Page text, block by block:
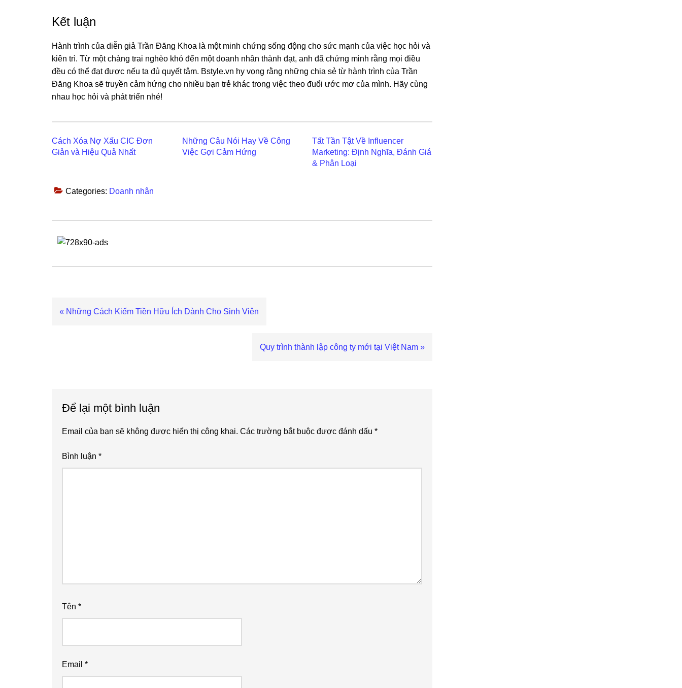
Kết luận
Hành trình của diễn giả Trần Đăng Khoa là một minh chứng sống động cho sức mạnh của việc học hỏi và
kiên trì. Từ một chàng trai nghèo khó đến một doanh nhân thành đạt, anh đã chứng minh rằng mọi điều
đều có thể đạt được nếu ta đủ quyết tâm. Bstyle.vn hy vọng rằng những chia sẻ từ hành trình của Trần
Đăng Khoa sẽ truyền cảm hứng cho nhiều bạn trẻ khác trong việc theo đuổi ước mơ của mình. Hãy cùng
nhau học hỏi và phát triển nhé!
Cách Xóa Nợ Xấu CIC Đơn
Giản và Hiệu Quả Nhất
Những Câu Nói Hay Về Công
Việc Gợi Cảm Hứng
Tất Tần Tật Về Influencer
Marketing: Định Nghĩa, Đánh Giá
& Phân Loại
Categories: Doanh nhân
Previous
« Những Cách Kiếm Tiền Hữu Ích Dành Cho Sinh Viên
Next
Quy trình thành lập công ty mới tại Việt Nam »
Để lại một bình luận
Email của bạn sẽ không được hiển thị công khai. Các trường bắt buộc được đánh dấu *
Bình luận *
Tên *
Email *